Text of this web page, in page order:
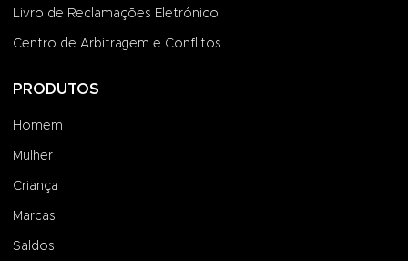
Livro de Reclamações Eletrónico
Centro de Arbitragem e Conflitos
PRODUTOS
Homem
Mulher
Criança
Marcas
Saldos